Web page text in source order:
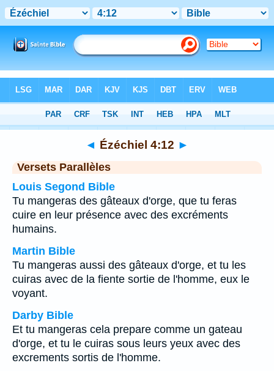
Chapitre 4 > Verset 12
◄ Ézéchiel 4:12 ►
Versets Parallèles
Louis Segond Bible
Tu mangeras des gâteaux d'orge, que tu feras
cuire en leur présence avec des excréments
humains.
Martin Bible
Tu mangeras aussi des gâteaux d'orge, et tu les
cuiras avec de la fiente sortie de l'homme, eux le
voyant.
Darby Bible
Et tu mangeras cela prepare comme un gateau
d'orge, et tu le cuiras sous leurs yeux avec des
excrements sortis de l'homme.